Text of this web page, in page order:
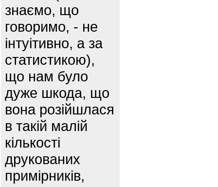
знаємо, що
говоримо, - не
інтуітивно, а за
статистикою),
що нам було
дуже шкода, що
вона розійшлася
в такій малій
кількості
друкованих
примірників,